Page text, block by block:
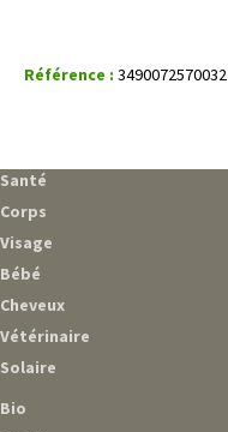
Référence : 3490072570032
Santé
Corps
Visage
Bébé
Cheveux
Vétérinaire
Solaire
Bio